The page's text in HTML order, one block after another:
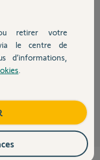
retirer votre
le centre de
d’informations,